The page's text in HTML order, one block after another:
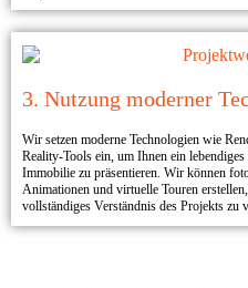
3. Nutzung moderner
Wir setzen moderne Technologien wie
Reality-Tools ein, um Ihnen ein
Immobilie zu präsentieren. Wir können
Animationen und virtuelle Touren
vollständiges Verständnis des Projekts zu